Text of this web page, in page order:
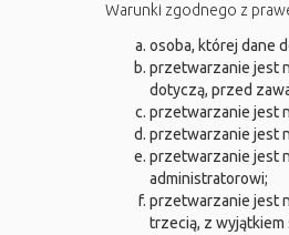
Warunki zgodnego z
osoba, której dane
przetwarzanie jest
dotyczą, przed
przetwarzanie jest
przetwarzanie jest
przetwarzanie jest
administratorowi;
przetwarzanie jest
trzecią, z